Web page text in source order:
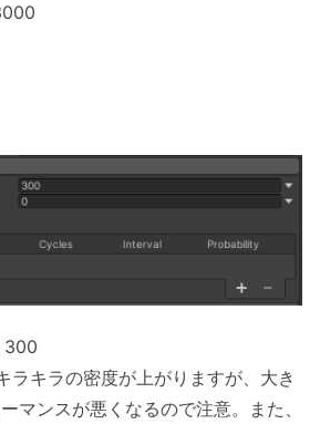
300
ラキラの密度が上がりますが、大き
マンスが悪くなるので注意。また、